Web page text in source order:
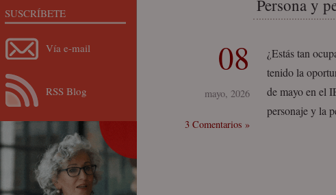
Persona y
08
mayo, 2026
3 Comentarios »
¿Estás tan
tenido la
de mayo en el
personaje y la
SUSCRÍBETE
Vía e-mail
RSS Blog